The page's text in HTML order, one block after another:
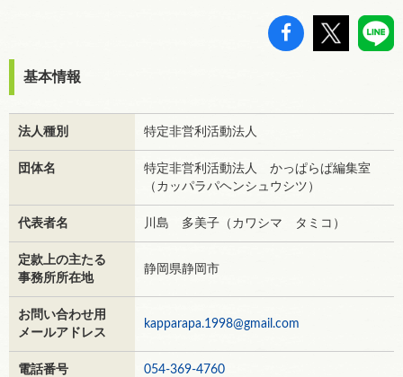
基本情報
法人種別 特定非営利活動法人
団体名
特定非営利活動法人 かっぱらぱ編集室
（カッパラパヘンシュウシツ）
代表者名 川島 多美子（カワシマ タミコ）
定款上の主たる
事務所所在地
静岡県静岡市
お問い合わせ用
メールアドレス
kapparapa.1998@gmail.com
電話番号 054-369-4760